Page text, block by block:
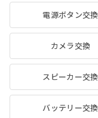
電源ボタン交換
カメラ交換
スピーカー交換
バッテリー交換